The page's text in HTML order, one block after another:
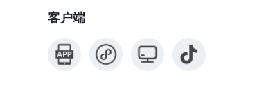
研究报告的分析员或其有联系者（参照证监会持牌人守则
入—预期未来6个月的投资收益率为15%以上；增持—预期
益率为-5%至5%；减持—预期未来6个月的投资收益率为-
证券（香港）有限公司 地址：香港中环交易广场第一座三
客户端